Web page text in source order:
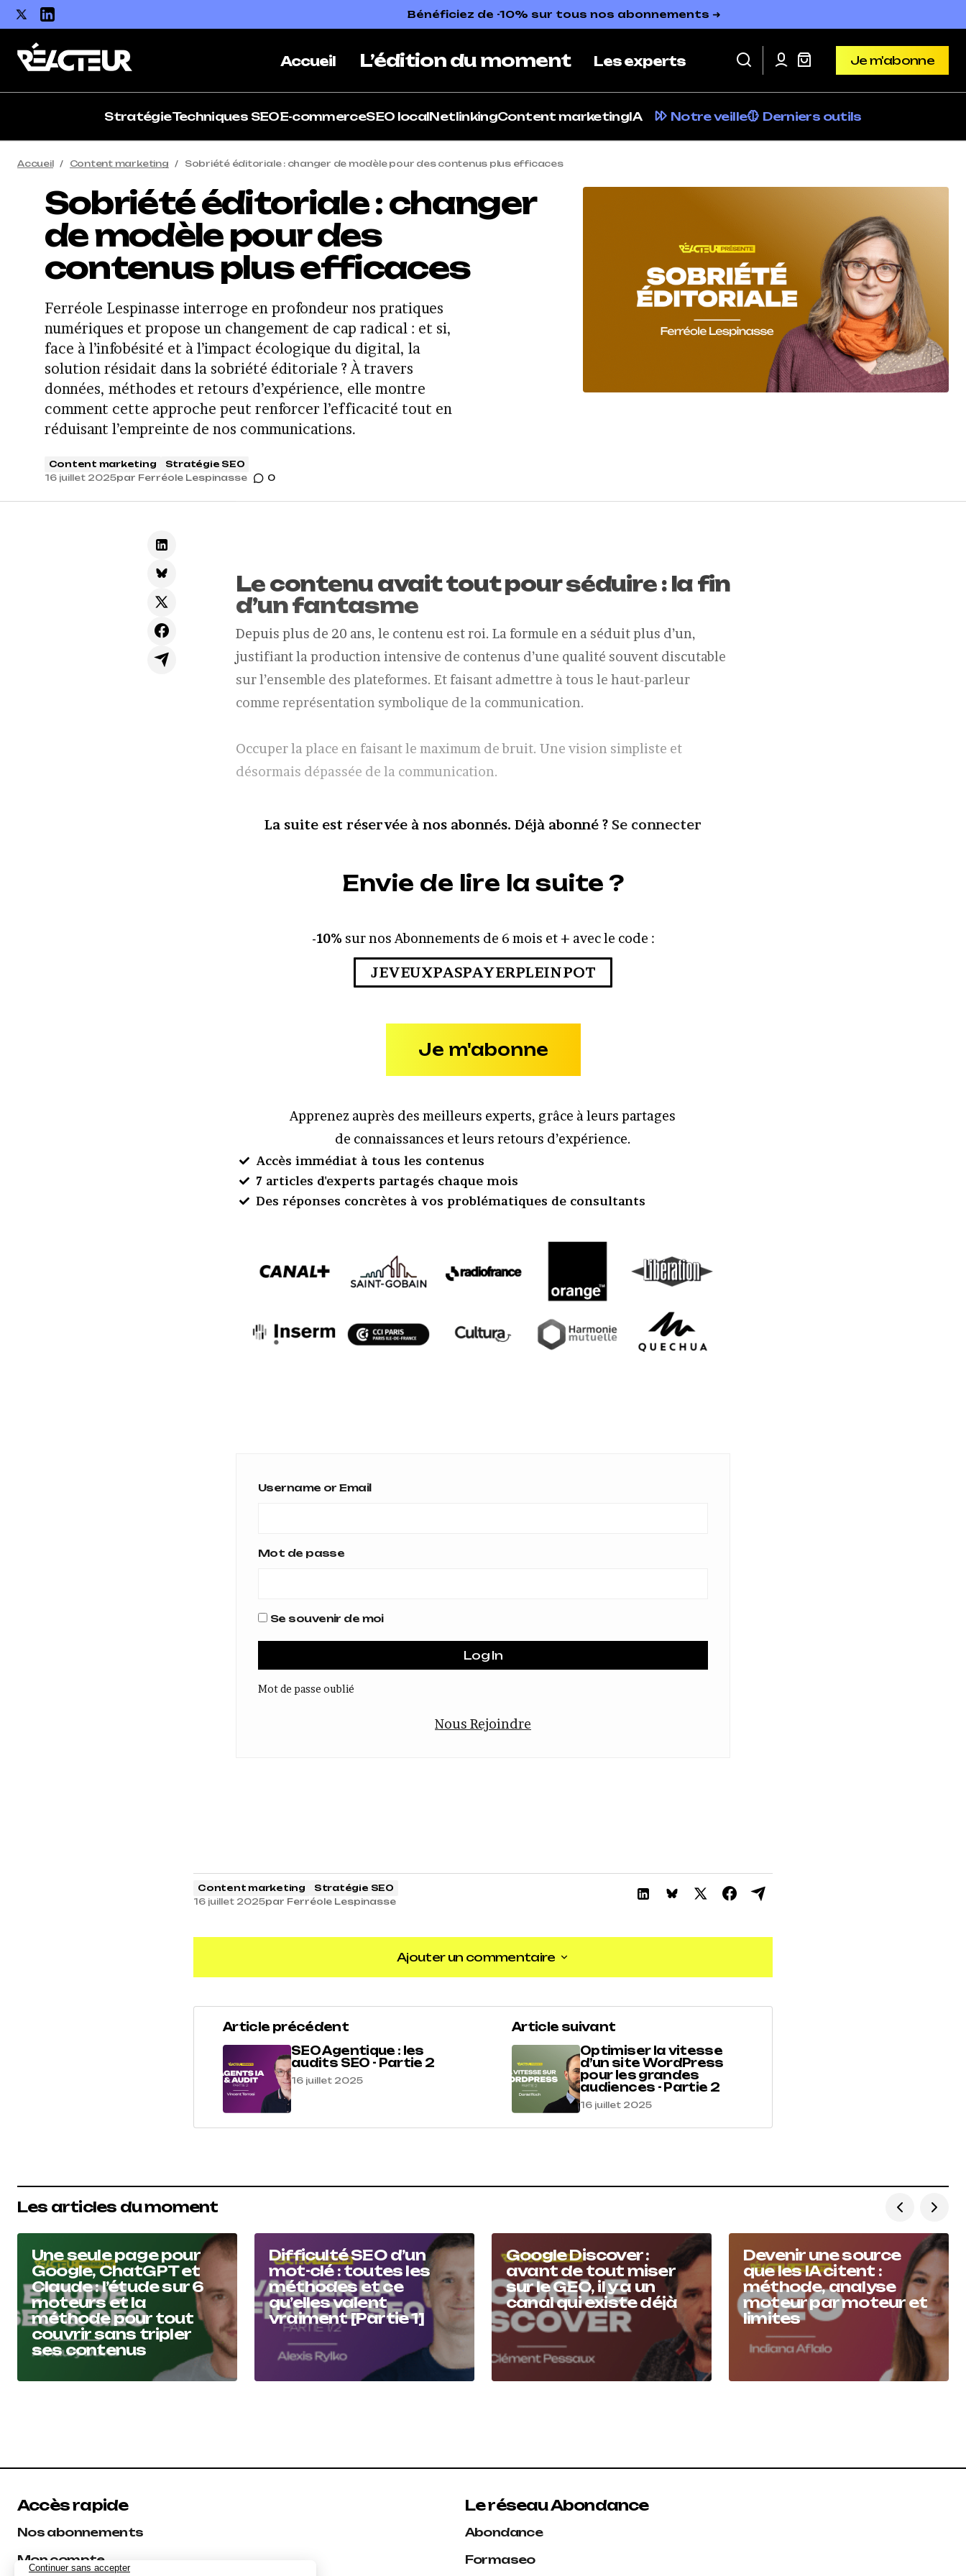
Bénéficiez de -10% sur tous nos abonnements ➜
Accueil L’édition du moment Les experts
Je m'abonne
StratégieTechniques SEOE-commerceSEO localNetlinkingContent marketingIA Notre veille Derniers outils
Accueil Content marketing Sobriété éditoriale : changer de modèle pour des contenus plus efficaces
Sobriété éditoriale : changer
de modèle pour des
contenus plus efficaces
Ferréole Lespinasse interroge en profondeur nos pratiques
numériques et propose un changement de cap radical : et si,
face à l’infobésité et à l’impact écologique du digital, la
solution résidait dans la sobriété éditoriale ? À travers
données, méthodes et retours d’expérience, elle montre
comment cette approche peut renforcer l’efficacité tout en
réduisant l’empreinte de nos communications.
Content marketing
Stratégie SEO
16 juillet 2025par Ferréole Lespinasse 0
Le contenu avait tout pour séduire : la fin
d’un fantasme
Depuis plus de 20 ans, le contenu est roi. La formule en a séduit plus d’un,
justifiant la production intensive de contenus d’une qualité souvent discutable
sur l’ensemble des plateformes. Et faisant admettre à tous le haut-parleur
comme représentation symbolique de la communication.
Occuper la place en faisant le maximum de bruit. Une vision simpliste et
désormais dépassée de la communication.
La suite est réservée à nos abonnés. Déjà abonné ? Se connecter
Envie de lire la suite ?
-10% sur nos Abonnements de 6 mois et + avec le code :
JEVEUXPASPAYERPLEINPOT
Je m'abonne
Apprenez auprès des meilleurs experts, grâce à leurs partages
de connaissances et leurs retours d’expérience.
Accès immédiat à tous les contenus
7 articles d'experts partagés chaque mois
Des réponses concrètes à vos problématiques de consultants
Username or Email
Mot de passe
Se souvenir de moi
Mot de passe oublié
Nous Rejoindre
Content marketing
Stratégie SEO
16 juillet 2025par Ferréole Lespinasse
Ajouter un commentaire
Ajouter un commentaire
Article précédent
SEO Agentique : les
audits SEO - Partie 2
16 juillet 2025
Article suivant
Optimiser la vitesse
d’un site WordPress
pour les grandes
audiences - Partie 2
16 juillet 2025
Les articles du moment
Une seule page pour
Google, ChatGPT et
Claude : l’étude sur 6
moteurs et la
méthode pour tout
couvrir sans tripler
ses contenus
Difficulté SEO d’un
mot-clé : toutes les
méthodes et ce
qu’elles valent
vraiment [Partie 1]
Google Discover :
avant de tout miser
sur le GEO, il y a un
canal qui existe déjà
Devenir une source
que les IA citent :
méthode, analyse
moteur par moteur et
limites
Accès rapide
Nos abonnements
Mon compte
Le réseau Abondance
Abondance
Formaseo